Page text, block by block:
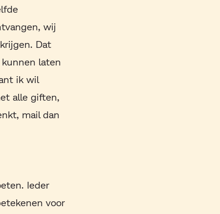
wij
Dat
laten
ik wil
alle giften,
mail dan
Ieder
voor